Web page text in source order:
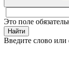
Это поле
Найти
Введите слово или